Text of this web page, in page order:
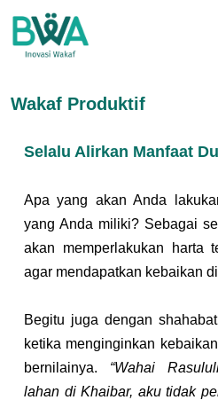
Wakaf Produktif
Selalu Alirkan Manfaat
Apa yang akan Anda
yang Anda miliki? Sebagai
akan memperlakukan harta
agar mendapatkan kebaikan
Begitu juga dengan
ketika menginginkan
bernilainya. “Wahai
lahan di Khaibar, aku tidak